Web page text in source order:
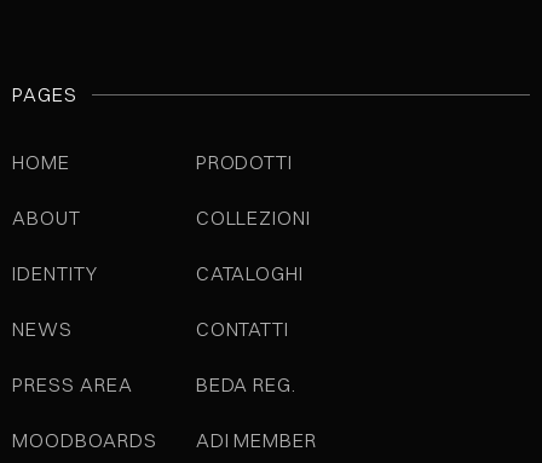
PAGES
HOME
ABOUT
IDENTITY
NEWS
PRESS AREA
MOODBOARDS
PRODOTTI
COLLEZIONI
CATALOGHI
CONTATTI
BEDA REG.
ADI MEMBER